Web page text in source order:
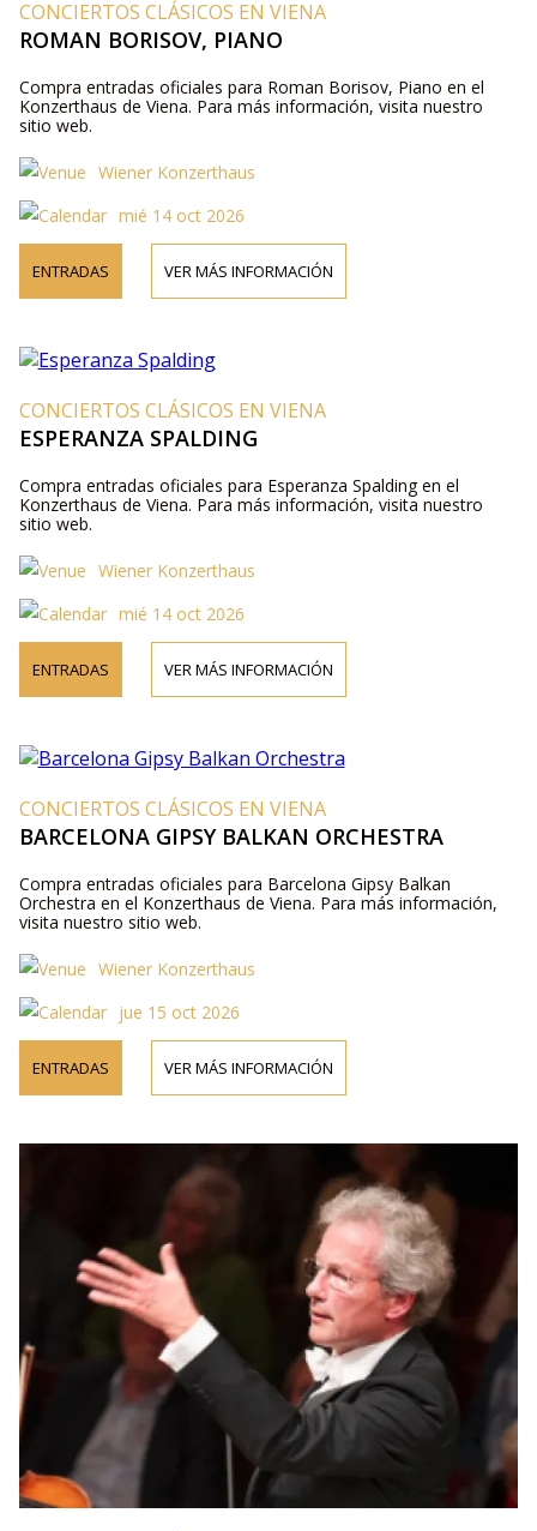
CONCIERTOS CLÁSICOS EN VIENA
ROMAN BORISOV, PIANO
Compra entradas oficiales para Roman Borisov, Piano en el
Konzerthaus de Viena. Para más información, visita nuestro
sitio web.
Wiener Konzerthaus
mié 14 oct 2026
ENTRADAS VER MÁS INFORMACIÓN
CONCIERTOS CLÁSICOS EN VIENA
ESPERANZA SPALDING
Compra entradas oficiales para Esperanza Spalding en el
Konzerthaus de Viena. Para más información, visita nuestro
sitio web.
Wiener Konzerthaus
mié 14 oct 2026
ENTRADAS VER MÁS INFORMACIÓN
CONCIERTOS CLÁSICOS EN VIENA
BARCELONA GIPSY BALKAN ORCHESTRA
Compra entradas oficiales para Barcelona Gipsy Balkan
Orchestra en el Konzerthaus de Viena. Para más información,
visita nuestro sitio web.
Wiener Konzerthaus
jue 15 oct 2026
ENTRADAS VER MÁS INFORMACIÓN